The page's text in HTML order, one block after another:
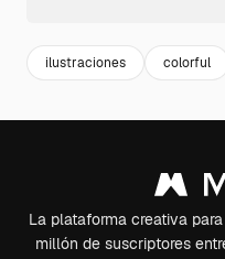
ilustraciones colorful
La plataforma creativa
millón de suscriptores